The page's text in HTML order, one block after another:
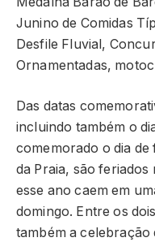
Junino de Comidas
Desfile Fluvial,
Ornamentadas,
Das datas
incluindo também o
comemorado o dia de
da Praia, são feriados
esse ano caem em
domingo. Entre os
também a celebração